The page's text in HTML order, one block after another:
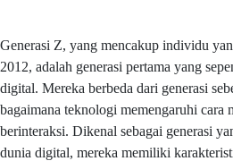
Generasi Z, yang mencakup individu
2012, adalah generasi pertama yang
digital. Mereka berbeda dari generasi
bagaimana teknologi memengaruhi cara
berinteraksi. Dikenal sebagai generasi
dunia digital, mereka memiliki